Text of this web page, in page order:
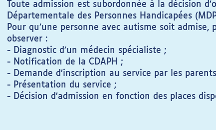
Toute admission est subordonnée à la décision
Départementale des Personnes Handicapées
Pour qu’une personne avec autisme soit admise,
observer :
- Diagnostic d’un médecin spécialiste ;
- Notification de la CDAPH ;
- Demande d’inscription au service par les
- Présentation du service ;
- Décision d’admission en fonction des places